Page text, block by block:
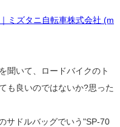
ミズタニ自転車株式会社 (m
聞いて、ロードバイクのト
も良いのではないか?思った
サドルバッグでいう"SP-70